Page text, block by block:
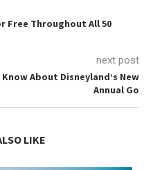
Free Throughout All 50
next post
About Disneyland’s New
Annual Go
LIKE